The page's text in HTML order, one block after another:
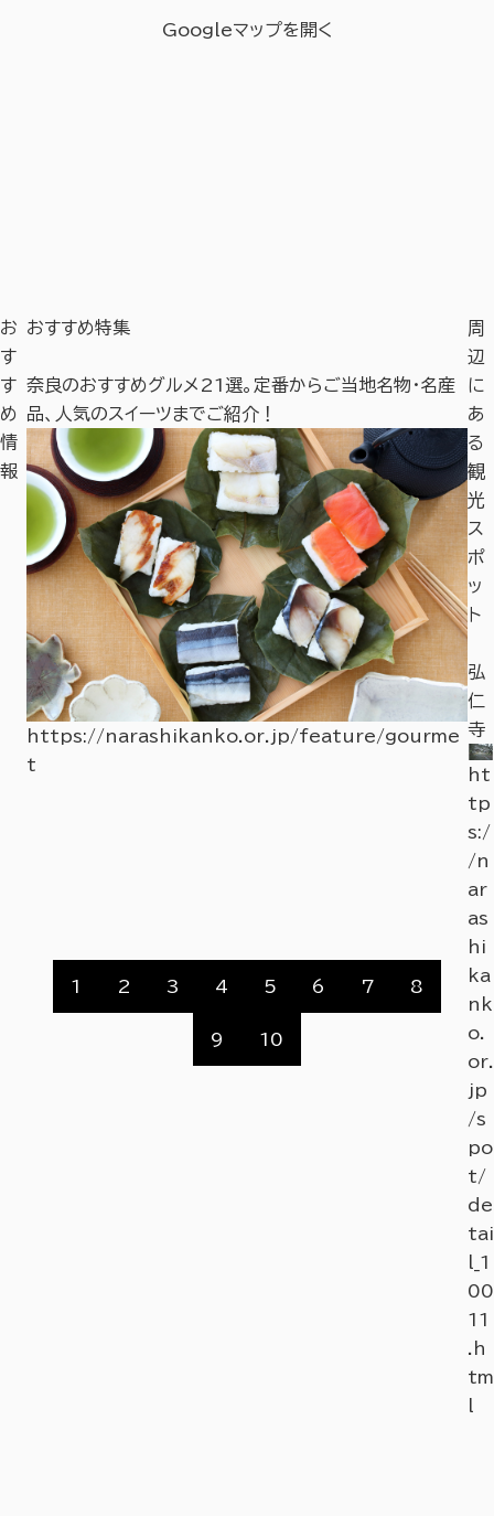
Googleマップを開く
お
す
す
め
情
報
おすすめ特集
奈良のおすすめグルメ21選。定番からご当地名物・名産
品、人気のスイーツまでご紹介！
https://narashikanko.or.jp/feature/gourme
t
奈
や
r
1 2 3 4 5 6 7 8
9 10
周
辺
に
あ
る
観
光
ス
ポ
ッ
ト
奈
市
弘
仁
寺
ht
tp
s:/
/n
ar
as
hi
ka
nk
o.
or.
jp
/s
po
t/
de
tai
l_1
00
11
.h
tm
l